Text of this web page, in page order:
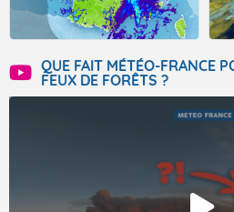
QUE FAIT MÉTÉO-FRANCE
FEUX DE FORÊTS ?